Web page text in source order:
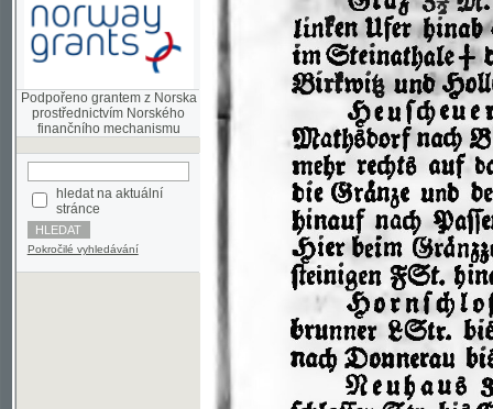
Podpořeno grantem z Norska
prostřednictvím Norského
hledat na aktuální
stránce
Pokročilé vyhledávání